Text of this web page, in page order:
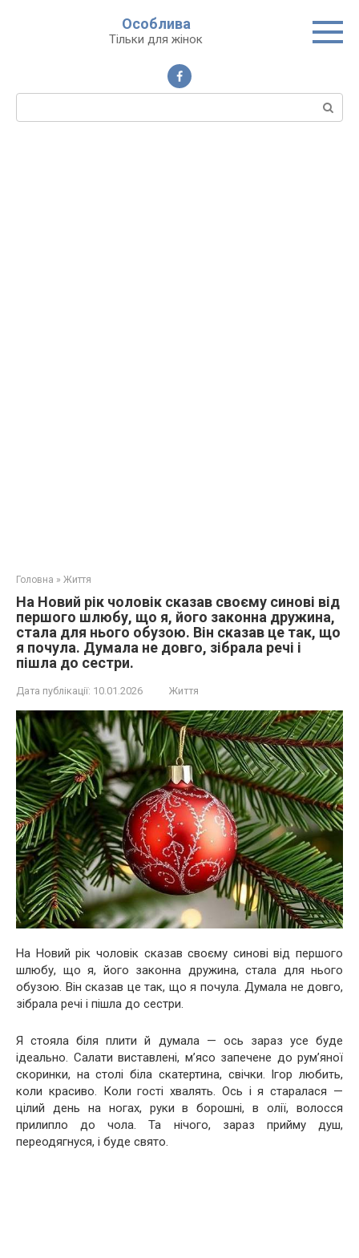
Особлива
Тільки для жінок
Пошук:
Головна » Життя
На Новий рік чоловік сказав своєму синові від
першого шлюбу, що я, його законна дружина,
стала для нього обузою. Він сказав це так, що
я почула. Думала не довго, зібрала речі і
пішла до сестри.
Дата публікації: 10.01.2026 Життя
На Новий рік чоловік сказав своєму синові від першого
шлюбу, що я, його законна дружина, стала для нього
обузою. Він сказав це так, що я почула. Думала не довго,
зібрала речі і пішла до сестри.
Я стояла біля плити й думала — ось зараз усе буде
ідеально. Салати виставлені, м’ясо запечене до рум’яної
скоринки, на столі біла скатертина, свічки. Ігор любить,
коли красиво. Коли гості хвалять. Ось і я старалася —
цілий день на ногах, руки в борошні, в олії, волосся
прилипло до чола. Та нічого, зараз прийму душ,
переодягнуся, і буде свято.